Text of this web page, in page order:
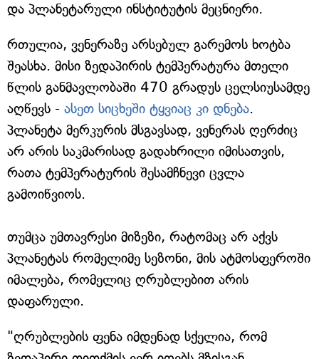
და პლანეტარული ინსტიტუტის მეცნიერი.
რთულია, ვენერაზე არსებულ გარემოს ხოტბა
შეასხა. მისი ზედაპირის ტემპერატურა მთელი
წლის განმავლობაში 470 გრადუს ცელსიუსამდე
აღწევს - ასეთ სიცხეში ტყვიაც კი დნება.
პლანეტა მერკურის მსგავსად, ვენერას ღერძიც
არ არის საკმარისად გადახრილი იმისათვის,
რათა ტემპერატურის შესამჩნევი ცვლა
გამოიწვიოს.
თუმცა უმთავრესი მიზეზი, რატომაც არ აქვს
პლანეტას რომელიმე სეზონი, მის ატმოსფეროში
იმალება, რომელიც ღრუბლებით არის
დაფარული.
"ღრუბლების ფენა იმდენად სქელია, რომ